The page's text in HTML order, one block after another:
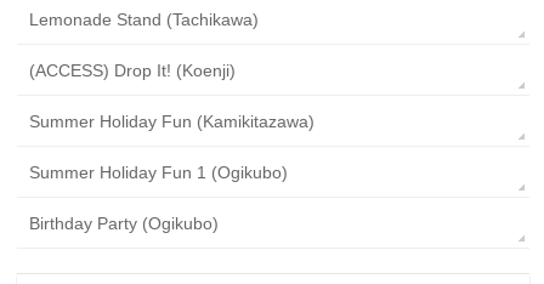
Lemonade Stand (Tachikawa)
(ACCESS) Drop It! (Koenji)
Summer Holiday Fun (Kamikitazawa)
Summer Holiday Fun 1 (Ogikubo)
Birthday Party (Ogikubo)